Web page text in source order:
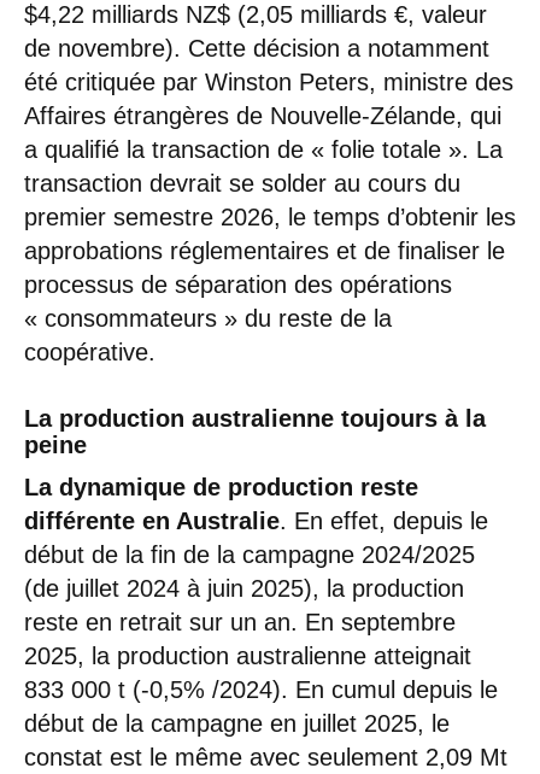
$4,22 milliards NZ$ (2,05 milliards €, valeur
de novembre). Cette décision a notamment
été critiquée par Winston Peters, ministre des
Affaires étrangères de Nouvelle-Zélande, qui
a qualifié la transaction de « folie totale ». La
transaction devrait se solder au cours du
premier semestre 2026, le temps d’obtenir les
approbations réglementaires et de finaliser le
processus de séparation des opérations
« consommateurs » du reste de la
coopérative.
La production australienne toujours à la
peine
La dynamique de production reste
différente en Australie. En effet, depuis le
début de la fin de la campagne 2024/2025
(de juillet 2024 à juin 2025), la production
reste en retrait sur un an. En septembre
2025, la production australienne atteignait
833 000 t (-0,5% /2024). En cumul depuis le
début de la campagne en juillet 2025, le
constat est le même avec seulement 2,09 Mt